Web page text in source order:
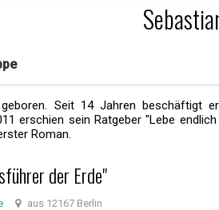
Seit 14 Jahren beschäftigt
erschien sein Ratgeber "Lebe
Roman.
der Erde"
aus 12167 Berlin